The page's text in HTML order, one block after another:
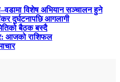
विशेष अभियान सञ्चालन हुने
दुर्घटनापछि आगलागी
बैठक बस्दै
आजको राशिफल